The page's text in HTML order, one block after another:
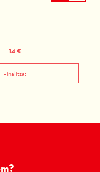
14 €
Finalitzat